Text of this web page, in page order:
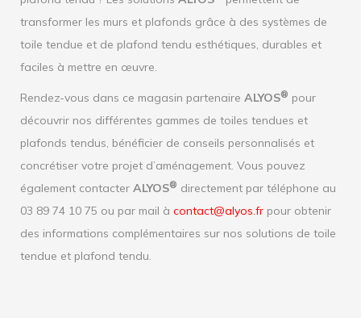
transformer les murs et plafonds grâce à des systèmes de
toile tendue et de plafond tendu esthétiques, durables et
faciles à mettre en œuvre.
Rendez-vous dans ce magasin partenaire ALYOS® pour
découvrir nos différentes gammes de toiles tendues et
plafonds tendus, bénéficier de conseils personnalisés et
concrétiser votre projet d’aménagement. Vous pouvez
également contacter ALYOS® directement par téléphone au
03 89 74 10 75 ou par mail à contact@alyos.fr pour obtenir
des informations complémentaires sur nos solutions de toile
tendue et plafond tendu.